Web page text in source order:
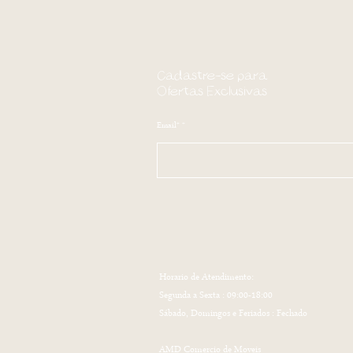
Cadastre-se para
Ofertas Exclusivas
Email*
Horario de Atendimento:
Segunda a Sexta : 09:00-18:00
Sábado, Domingos e Feriados : Fechado